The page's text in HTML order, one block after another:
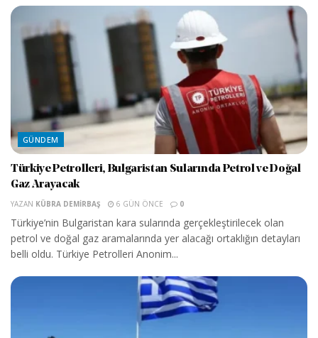
GÜNDEM
Türkiye Petrolleri, Bulgaristan Sularında Petrol ve Doğal
Gaz Arayacak
YAZAN KÜBRA DEMIRBAŞ 6 GÜN ÖNCE 0
Türkiye’nin Bulgaristan kara sularında gerçekleştirilecek olan
petrol ve doğal gaz aramalarında yer alacağı ortaklığın detayları
belli oldu. Türkiye Petrolleri Anonim...